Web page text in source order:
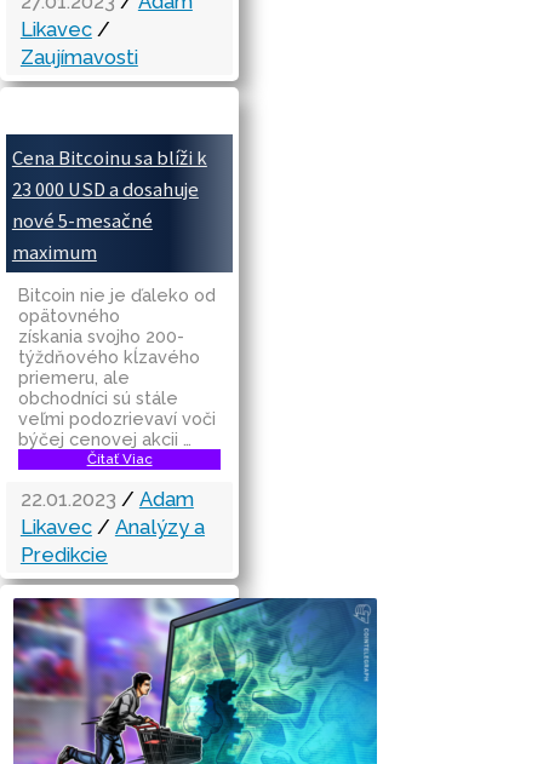
Likavec/
Zaujímavosti
Cena Bitcoinu sa blíži k
23 000 USD a dosahuje
nové 5-mesačné
maximum
Bitcoin nie je ďaleko od
opätovného
získania svojho 200-
týždňového kĺzavého
priemeru, ale
obchodníci sú stále
veľmi podozrievaví voči
býčej cenovej akcii …
Čítať Viac
22.01.2023 / Adam
Likavec/ Analýzy a
Predikcie